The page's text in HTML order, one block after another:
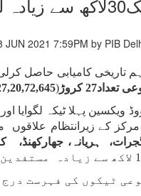
18 JUN 2021 7:59PM by PIB
کروڑ (
ویکسین پہلا ٹیکہ لگوایا
ہریانہ، جھارکھنڈ،